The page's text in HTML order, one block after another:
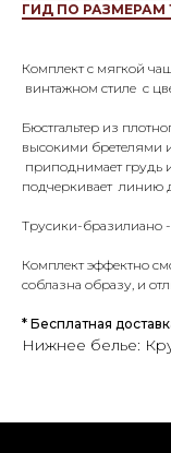
ГИД ПО РАЗМЕРАМ
Комплект с мягкой
винтажном стиле с
Бюстгальтер из
высокими бретелями
приподнимает грудь
подчеркивает линию
Трусики-бразилиано -
Комплект эффектно
соблазна образу, и
* Бесплатная
Нижнее белье: